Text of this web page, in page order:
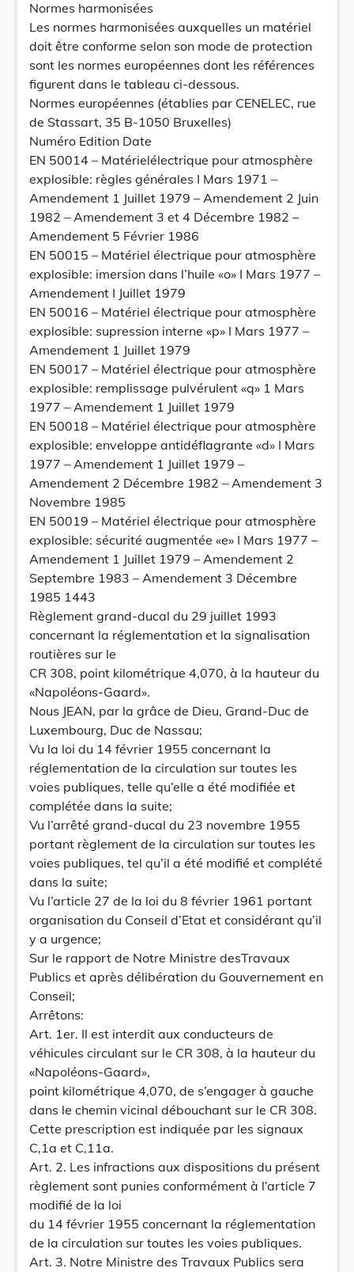
Normes harmonisées
Les normes harmonisées auxquelles un matériel
doit être conforme selon son mode de protection
sont les normes européennes dont les références
figurent dans le tableau ci-dessous.
Normes européennes (établies par CENELEC, rue
de Stassart, 35 B-1050 Bruxelles)
Numéro Edition Date
EN 50014 – Matérielélectrique pour atmosphère
explosible: règles générales I Mars 1971 –
Amendement 1 Juillet 1979 – Amendement 2 Juin
1982 – Amendement 3 et 4 Décembre 1982 –
Amendement 5 Février 1986
EN 50015 – Matériel électrique pour atmosphère
explosible: imersion dans l’huile «o» I Mars 1977 –
Amendement I Juillet 1979
EN 50016 – Matériel électrique pour atmosphère
explosible: supression interne «p» I Mars 1977 –
Amendement 1 Juillet 1979
EN 50017 – Matériel électrique pour atmosphère
explosible: remplissage pulvérulent «q» 1 Mars
1977 – Amendement 1 Juillet 1979
EN 50018 – Matériel électrique pour atmosphère
explosible: enveloppe antidéflagrante «d» I Mars
1977 – Amendement 1 Juillet 1979 –
Amendement 2 Décembre 1982 – Amendement 3
Novembre 1985
EN 50019 – Matériel électrique pour atmosphère
explosible: sécurité augmentée «e» I Mars 1977 –
Amendement 1 Juillet 1979 – Amendement 2
Septembre 1983 – Amendement 3 Décembre
1985 1443
Règlement grand-ducal du 29 juillet 1993
concernant la réglementation et la signalisation
routières sur le
CR 308, point kilométrique 4,070, à la hauteur du
«Napoléons-Gaard».
Nous JEAN, par la grâce de Dieu, Grand-Duc de
Luxembourg, Duc de Nassau;
Vu la loi du 14 février 1955 concernant la
réglementation de la circulation sur toutes les
voies publiques, telle qu’elle a été modifiée et
complétée dans la suite;
Vu l’arrêté grand-ducal du 23 novembre 1955
portant règlement de la circulation sur toutes les
voies publiques, tel qu’il a été modifié et complété
dans la suite;
Vu l’article 27 de la loi du 8 février 1961 portant
organisation du Conseil d’Etat et considérant qu’il
y a urgence;
Sur le rapport de Notre Ministre desTravaux
Publics et après délibération du Gouvernement en
Conseil;
Arrêtons:
Art. 1er. Il est interdit aux conducteurs de
véhicules circulant sur le CR 308, à la hauteur du
«Napoléons-Gaard»,
point kilométrique 4,070, de s’engager à gauche
dans le chemin vicinal débouchant sur le CR 308.
Cette prescription est indiquée par les signaux
C,1a et C,11a.
Art. 2. Les infractions aux dispositions du présent
règlement sont punies conformément à l’article 7
modifié de la loi
du 14 février 1955 concernant la réglementation
de la circulation sur toutes les voies publiques.
Art. 3. Notre Ministre des Travaux Publics sera